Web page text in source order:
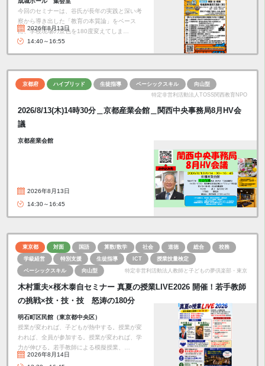
今回のセミナーは、谷氏が長年の実践と深い考
察から導き出した「教育の本質論」をベース
に、学校現場の景色を180度変えてしま…
2026年8月13日
14:40～16:55
京都府 ハイブリッド 生徒指導 ベーシックスキル
向山型
特定非営利活動法人TOSS関西教育NPO
2026/8/13(木)14時30分＿京都産業会館＿関西中央事務局8月HV会
議
京都産業会館
2026年8月13日
14:30～16:45
東京都 対面 国語 算数/数学 社会 道徳 総合
校務
学級経営
特別支援 生徒指導 ICT
授業技量検定
ベーシックスキル
向山型 特定非営利活動法人教師と子どもの夢倶楽部・東京
木村重夫×桜木泰自セミナー 真夏の授業LIVE2026 開催！若手教師
の挑戦×技・技・技 怒涛の180分
明石町区民館（東京都中央区）
授業が変われば、子どもが熱中する。授業が変
われば、全員が参加する。授業が変われば、学
力が伸びる。若手教師による模擬授業、…
2026年8月14日